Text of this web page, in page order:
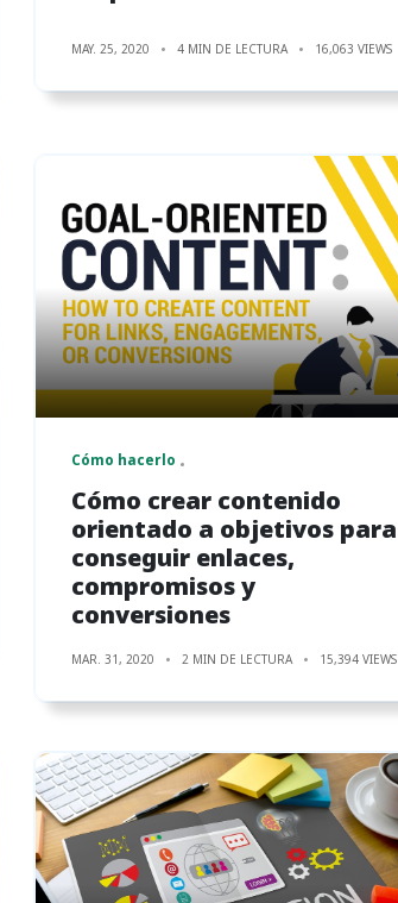
MAY. 25, 2020 4 MIN DE LECTURA 16,063 VIEWS
Cómo hacerlo
Cómo crear contenido
orientado a objetivos para
conseguir enlaces,
compromisos y
conversiones
MAR. 31, 2020 2 MIN DE LECTURA 15,394 VIEWS